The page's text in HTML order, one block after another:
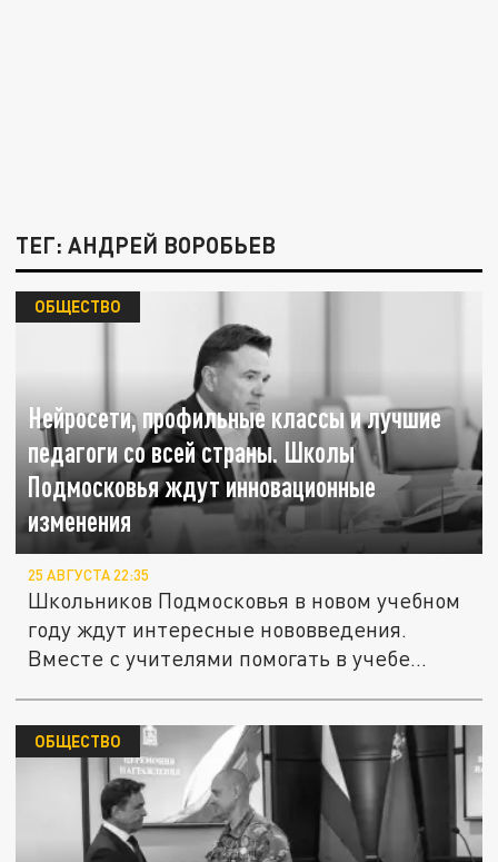
ТЕГ: АНДРЕЙ ВОРОБЬЕВ
Нейросети, профильные классы и лучшие
педагоги со всей страны. Школы
Подмосковья ждут инновационные
изменения
ОБЩЕСТВО
25 АВГУСТА 22:35
Школьников Подмосковья в новом учебном
году ждут интересные нововведения.
Вместе с учителями помогать в учебе...
ОБЩЕСТВО